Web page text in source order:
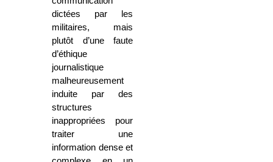
dictées par les
militaires, mais
plutôt d’une faute
d’éthique
journalistique
malheureusement
induite par des
structures
inappropriées pour
traiter une
information dense et